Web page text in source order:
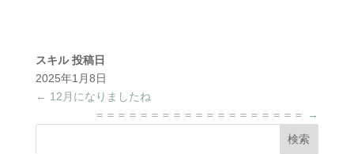
スキル 投稿日
2025年1月8日
← 12月になりましたね‍
＝＝＝＝＝＝＝＝＝＝＝＝＝＝＝＝＝＝＝
→
検索